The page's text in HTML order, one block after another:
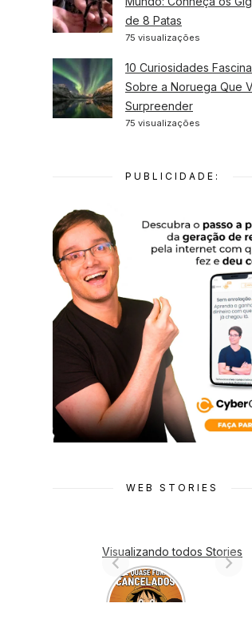
de 8 Patas
75 visualizações
10 Curiosidades
Sobre a Noruega Que
Surpreender
75 visualizações
PUBLICIDADE:
WEB STORIES
Visualizando todos Stories
7 Animes
que quase